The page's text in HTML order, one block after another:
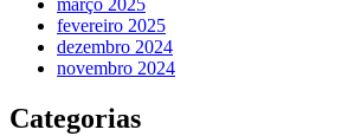
março 2025
fevereiro 2025
dezembro 2024
novembro 2024
Categorias